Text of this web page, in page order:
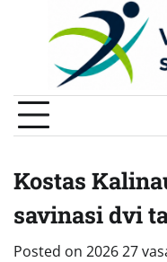
Kostas
savinasi dvi
Posted on 2026 27